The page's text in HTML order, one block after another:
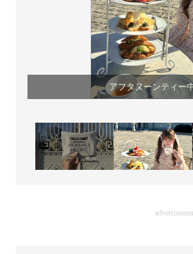
エネルギーの専門メディア
建設×テクノロジーの最前線
ちょっと気になるネットの話題
アフタヌーンティー